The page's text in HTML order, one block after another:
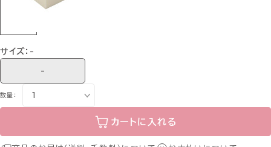
サイズ： -
-
数量：
カートに入れる